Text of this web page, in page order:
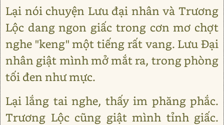
Lại nói chuyện Lưu đại nhân và Trương
Lộc dang ngon giấc trong cơn mơ chợt
nghe "keng" một tiếng rất vang. Lưu Đại
nhân giật mình mở mắt ra, trong phòng
tối đen như mực.
Lại lắng tai nghe, thấy im phăng phắc.
Trương Lộc cũng giật mình tỉnh giấc.